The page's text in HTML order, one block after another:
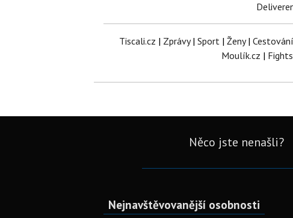
Tiscali.cz | Zprávy| Sport| Ženy| Cestování
Moulík.cz |
Něco jste nenašli?
Nejnavštěvovanější osobnosti